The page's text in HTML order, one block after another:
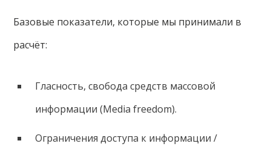
Базовые показатели, которые мы принимали в
расчёт:
Гласность, свобода средств массовой
информации (Media freedom).
Ограничения доступа к информации /